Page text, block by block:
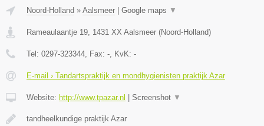
Noord-Holland » Aalsmeer Google maps ▼
Rameaulaantje 19 1431 XX Aalsmeer (Noord-Holland)
Tel: 0297-323344 , Fax: - , KvK: -
E-mail › Tandartspraktijk en mondhygienisten praktijk Azar
Website: http://www.tpazar.nl Screenshot ▼
tandheelkundige praktijk Azar